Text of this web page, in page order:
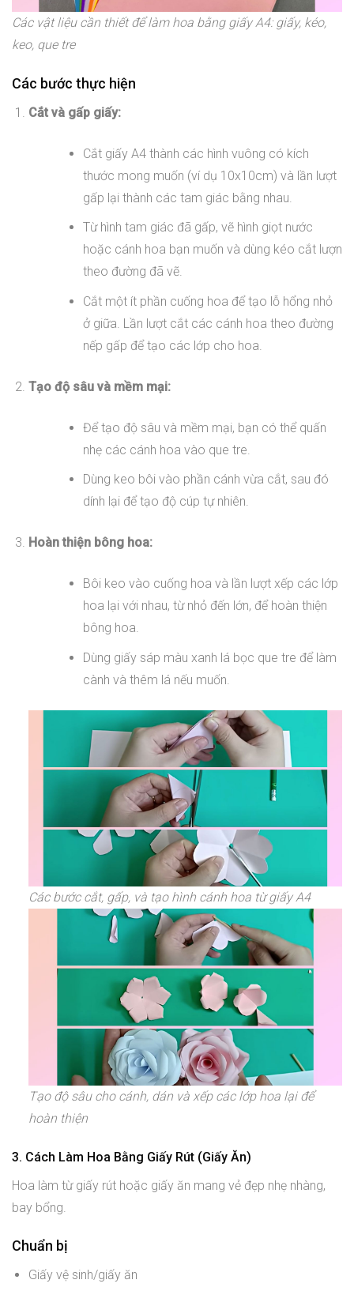
Các vật liệu cần thiết để làm hoa bằng giấy A4: giấy, kéo,
keo, que tre
Các bước thực hiện
Cắt và gấp giấy:
Cắt giấy A4 thành các hình vuông có kích
thước mong muốn (ví dụ 10x10cm) và lần lượt
gấp lại thành các tam giác bằng nhau.
Từ hình tam giác đã gấp, vẽ hình giọt nước
hoặc cánh hoa bạn muốn và dùng kéo cắt lượn
theo đường đã vẽ.
Cắt một ít phần cuống hoa để tạo lỗ hổng nhỏ
ở giữa. Lần lượt cắt các cánh hoa theo đường
nếp gấp để tạo các lớp cho hoa.
Tạo độ sâu và mềm mại:
Để tạo độ sâu và mềm mại, bạn có thể quấn
nhẹ các cánh hoa vào que tre.
Dùng keo bôi vào phần cánh vừa cắt, sau đó
dính lại để tạo độ cúp tự nhiên.
Hoàn thiện bông hoa:
Bôi keo vào cuống hoa và lần lượt xếp các lớp
hoa lại với nhau, từ nhỏ đến lớn, để hoàn thiện
bông hoa.
Dùng giấy sáp màu xanh lá bọc que tre để làm
cành và thêm lá nếu muốn.
Các bước cắt, gấp, và tạo hình cánh hoa từ giấy A4
Tạo độ sâu cho cánh, dán và xếp các lớp hoa lại để
hoàn thiện
3. Cách Làm Hoa Bằng Giấy Rút (Giấy Ăn)
Hoa làm từ giấy rút hoặc giấy ăn mang vẻ đẹp nhẹ nhàng,
bay bổng.
Chuẩn bị
Giấy vệ sinh/giấy ăn